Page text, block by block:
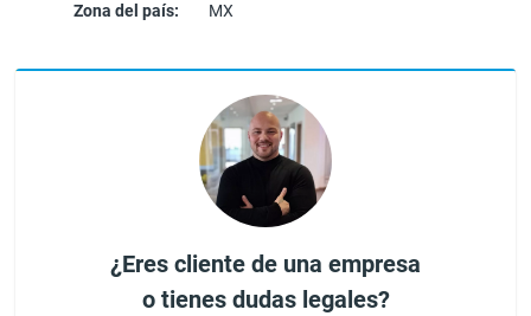
Zona del país:
MX
¿Eres cliente de una empresa
o tienes dudas legales?